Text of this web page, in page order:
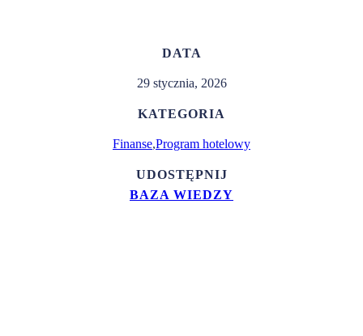
DATA
29 stycznia, 2026
KATEGORIA
Finanse,Program hotelowy
UDOSTĘPNIJ
BAZA WIEDZY